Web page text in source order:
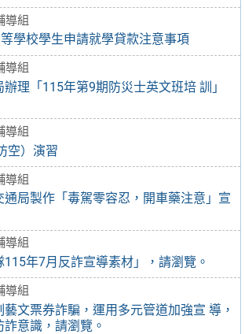
導組
學校學生申請就學貸款注意事項
導組
理「115年第9期防災士英文班培 訓」
導組
空）演習
導組
局製作「毒駕零容忍，開車藥注意」宣
導組
年7月反詐宣導素材」，請瀏覽。
導組
文票券詐騙，運用多元管道加強宣 導，
意識，請瀏覽。